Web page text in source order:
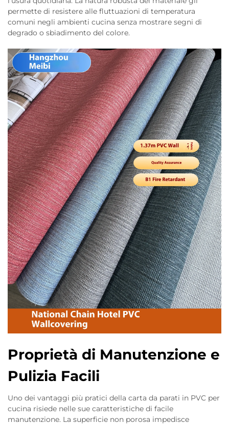
permette di resistere alle fluttuazioni di temperatura
comuni negli ambienti cucina senza mostrare segni di
degrado o sbiadimento del colore.
Proprietà di Manutenzione e
Pulizia Facili
Uno dei vantaggi più pratici della carta da parati in PVC per
cucina risiede nelle sue caratteristiche di facile
manutenzione. La superficie non porosa impedisce